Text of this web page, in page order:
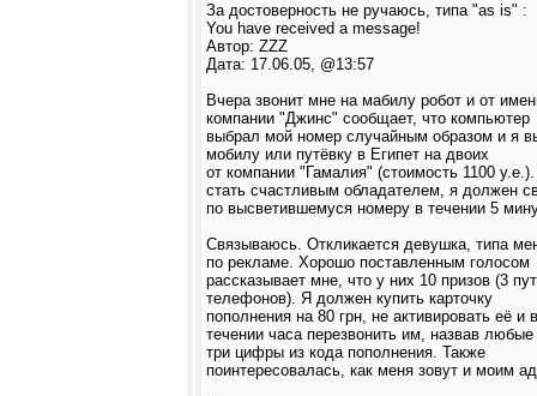
За достоверность не ручаюсь, типа "as is" :
You have received a message!
Автор: ZZZ
Дата: 17.06.05, @13:57
Вчера звонит мне на мабилу робот и от
компании "Джинс" сообщает, что компьютер
выбрал мой номер случайным образом и я
мобилу или путёвку в Египет на двоих
от компании "Гамалия" (стоимость 1100
стать счастливым обладателем, я должен
по высветившемуся номеру в течении 5
Связываюсь. Откликается девушка, типа
по рекламе. Хорошо поставленным голосом
рассказывает мне, что у них 10 призов (3
телефонов). Я должен купить карточку
пополнения на 80 грн, не активировать её и в
течении часа перезвонить им, назвав любые
три цифры из кода пополнения. Также
поинтересовалась, как меня зовут и моим